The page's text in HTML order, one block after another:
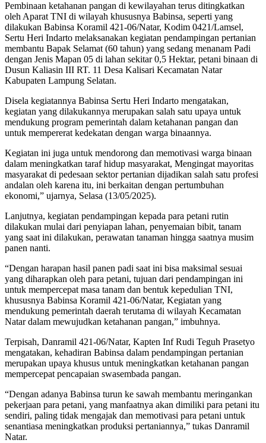
Pembinaan ketahanan pangan di kewilayahan terus ditingkatkan
oleh Aparat TNI di wilayah khususnya Babinsa, seperti yang
dilakukan Babinsa Koramil 421-06/Natar, Kodim 0421/Lamsel,
Sertu Heri Indarto melaksanakan kegiatan pendampingan pertanian
membantu Bapak Selamat (60 tahun) yang sedang menanam Padi
dengan Jenis Mapan 05 di lahan sekitar 0,5 Hektar, petani binaan di
Dusun Kaliasin III RT. 11 Desa Kalisari Kecamatan Natar
Kabupaten Lampung Selatan.
Disela kegiatannya Babinsa Sertu Heri Indarto mengatakan,
kegiatan yang dilakukannya merupakan salah satu upaya untuk
mendukung program pemerintah dalam ketahanan pangan dan
untuk mempererat kedekatan dengan warga binaannya.
Kegiatan ini juga untuk mendorong dan memotivasi warga binaan
dalam meningkatkan taraf hidup masyarakat, Mengingat mayoritas
masyarakat di pedesaan sektor pertanian dijadikan salah satu profesi
andalan oleh karena itu, ini berkaitan dengan pertumbuhan
ekonomi,” ujarnya, Selasa (13/05/2025).
Lanjutnya, kegiatan pendampingan kepada para petani rutin
dilakukan mulai dari penyiapan lahan, penyemaian bibit, tanam
yang saat ini dilakukan, perawatan tanaman hingga saatnya musim
panen nanti.
“Dengan harapan hasil panen padi saat ini bisa maksimal sesuai
yang diharapkan oleh para petani, tujuan dari pendampingan ini
untuk mempercepat masa tanam dan bentuk kepedulian TNI,
khususnya Babinsa Koramil 421-06/Natar, Kegiatan yang
mendukung pemerintah daerah terutama di wilayah Kecamatan
Natar dalam mewujudkan ketahanan pangan,” imbuhnya.
Terpisah, Danramil 421-06/Natar, Kapten Inf Rudi Teguh Prasetyo
mengatakan, kehadiran Babinsa dalam pendampingan pertanian
merupakan upaya khusus untuk meningkatkan ketahanan pangan
mempercepat pencapaian swasembada pangan.
“Dengan adanya Babinsa turun ke sawah membantu meringankan
pekerjaan para petani, yang manfaatnya akan dimiliki para petani itu
sendiri, paling tidak mengajak dan memotivasi para petani untuk
senantiasa meningkatkan produksi pertaniannya,” tukas Danramil
Natar.